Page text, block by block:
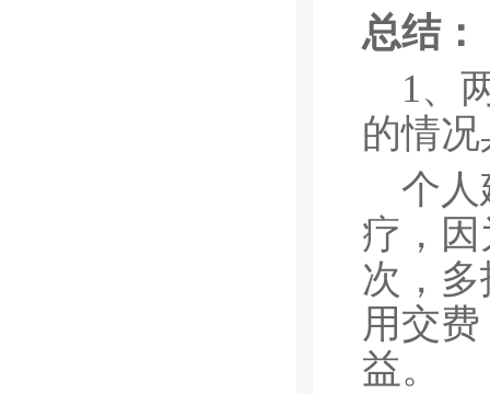
总结：
1、
的情
个人
疗，
次，
用交
益。